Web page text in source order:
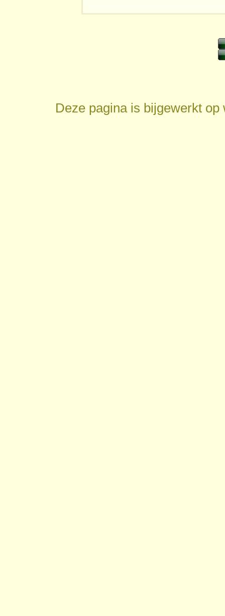
Deze pagina is bijgewerkt op